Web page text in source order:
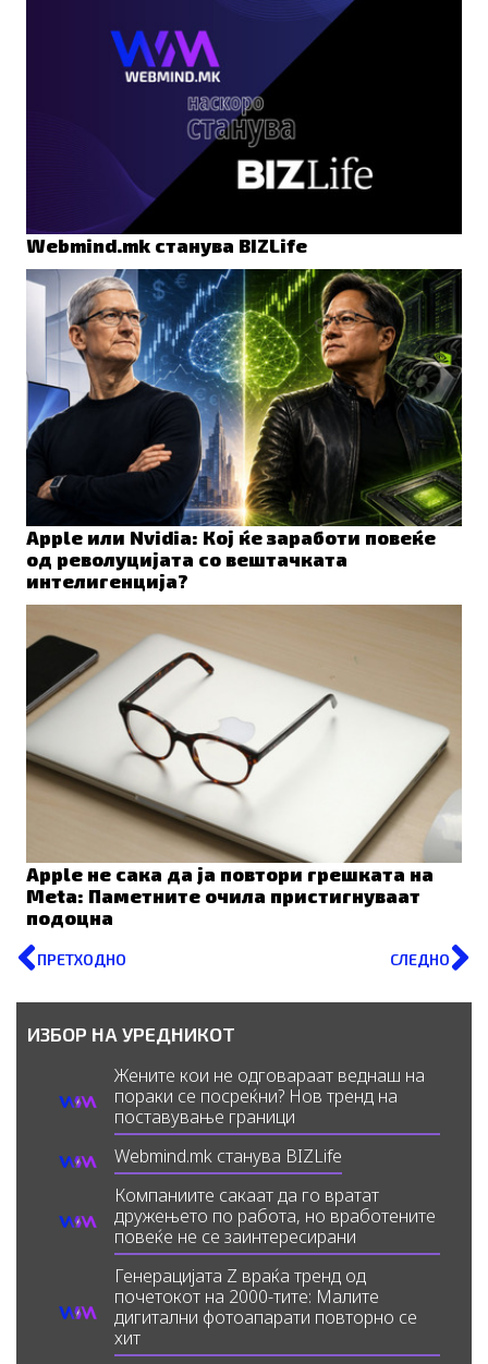
Webmind.mk станува BIZLife
Apple или Nvidia: Кој ќе заработи повеќе
од револуцијата со вештачката
интелигенција?
Apple не сака да ја повтори грешката на
Meta: Паметните очила пристигнуваат
подоцна
Prev
ПРЕТХОДНО СЛЕДНО
ИЗБОР НА УРЕДНИКОТ
Жените кои не одговараат веднаш на
пораки се посреќни? Нов тренд на
поставување граници
Webmind.mk станува BIZLife
Компаниите сакаат да го вратат
дружењето по работа, но вработените
повеќе не се заинтересирани
Генерацијата Z враќа тренд од
почетокот на 2000-тите: Малите
дигитални фотоапарати повторно се
хит